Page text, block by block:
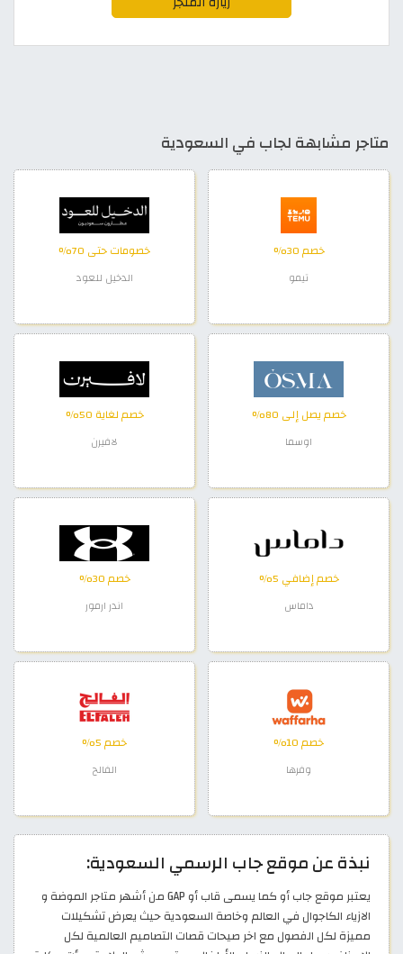
متاجر مشابهة لجاب في السعودية
خصم 30%
تيمو
خصومات حتى 70%
الدخيل للعود
خصم يصل إلى 80%
اوسما
خصم لغاية 50%
لافيرن
خصم إضافي 5%
داماس
خصم 30%
اندر ارمور
خصم 10%
وفرها
خصم 5%
الفالح
نبذة عن موقع جاب الرسمي السعودية:
يعتبر موقع جاب أو كما يسمى قاب أو GAP من أشهر متاجر الموضة و
الازياء الكاجوال في العالم وخاصة السعودية حيث يعرض تشكيلات
مميزة لكل الفصول مع اخر صيحات قصات التصاميم العالمية لكل